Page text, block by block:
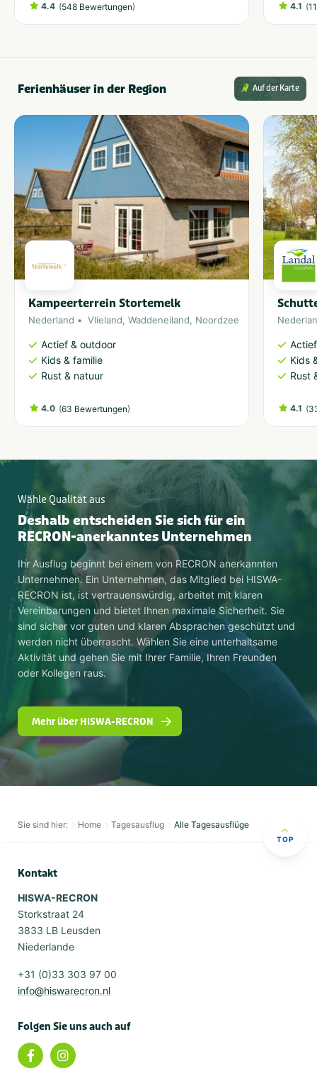
4.4 (548 Bewertungen) 4.1 (
Ferienhäuser in der Region Auf der Karte
Kampeerterrein Stortemelk
Nederland Vlieland, Waddeneiland, Noordzee
Actief & outdoor
Kids & familie
Rust & natuur
4.0 (63 Bewertungen)
Kids
Rust
4.1 (
Wähle Qualität aus
Deshalb entscheiden Sie sich für ein
RECRON-anerkanntes Unternehmen
Ihr Ausflug beginnt bei einem von RECRON anerkannten
Unternehmen. Ein Unternehmen, das Mitglied bei HISWA-
RECRON ist, ist vertrauenswürdig, arbeitet mit klaren
Vereinbarungen und bietet Ihnen maximale Sicherheit. Sie
sind sicher vor guten und klaren Absprachen geschützt und
werden nicht überrascht. Wählen Sie eine unterhaltsame
Aktivität und gehen Sie mit Ihrer Familie, Ihren Freunden
oder Kollegen raus.
Mehr über HISWA-RECRON
Sie sind hier: Home Tagesausflug Alle Tagesausflüge
TOP
Kontakt
HISWA-RECRON
Storkstraat 24
3833 LB Leusden
Niederlande
+31 (0)33 303 97 00
info@hiswarecron.nl
Folgen Sie uns auch auf